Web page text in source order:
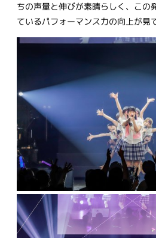
ちの声量と伸びが素晴らしく、この
ているパフォーマンス力の向上が見